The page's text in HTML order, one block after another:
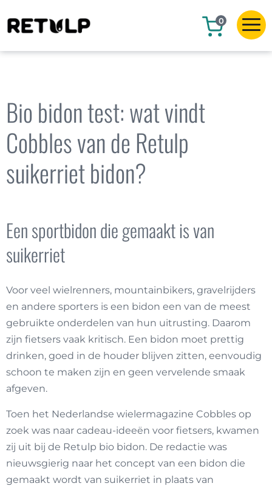
0
Bio bidon test: wat vindt
Cobbles van de Retulp
suikerriet bidon?
Een sportbidon die gemaakt is van
suikerriet
Voor veel wielrenners, mountainbikers, gravelrijders
en andere sporters is een bidon een van de meest
gebruikte onderdelen van hun uitrusting. Daarom
zijn fietsers vaak kritisch. Een bidon moet prettig
drinken, goed in de houder blijven zitten, eenvoudig
schoon te maken zijn en geen vervelende smaak
afgeven.
Toen het Nederlandse wielermagazine Cobbles op
zoek was naar cadeau-ideeën voor fietsers, kwamen
zij uit bij de Retulp bio bidon. De redactie was
nieuwsgierig naar het concept van een bidon die
gemaakt wordt van suikerriet in plaats van